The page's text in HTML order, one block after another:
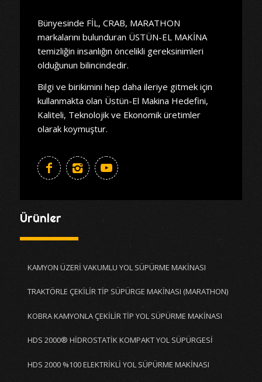
Bünyesinde FİL, CRAB, MARATHON
markalarını bulunduran ÜSTÜN-EL MAKİNA
temizliğin insanlığın öncelikli gereksinimleri
olduğunun bilincindedir.
Bilgi ve birikimini hep daha ileriye gitmek için
kullanmakta olan Üstün-El Makina Hedefini,
Kaliteli, Teknolojik ve Ekonomik üretimler
olarak koymuştur.
Ürünler
KAMYON ÜZERİ VAKUMLU YOL SÜPÜRME MAKİNASI
TRAKTÖRLE ÇEKİLİR TİP SÜPÜRGE MAKİNASI (MARATHON)
KOBRA KAMYONLA ÇEKİLİR TİP YOL SÜPÜRME MAKİNASI
HDS 2000® HİDROSTATİK KOMPAKT YOL SÜPÜRGESİ
HDS 2000 %100 ELEKTRİKLİ YOL SÜPÜRME MAKİNASI